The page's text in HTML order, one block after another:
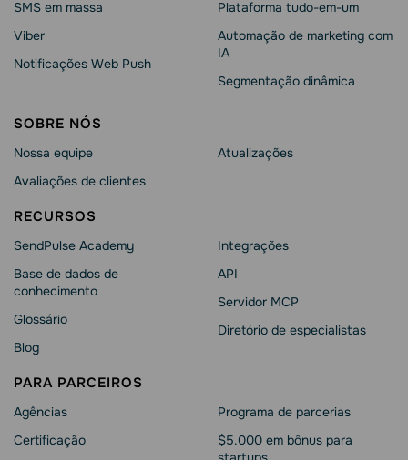
SMS em massa
Viber
Notificações Web Push
Plataforma tudo-em-um
Automação de marketing com
IA
Segmentação dinâmica
SOBRE NÓS
Nossa equipe
Avaliações de clientes
Atualizações
RECURSOS
SendPulse Academy
Base de dados de
conhecimento
Glossário
Blog
Integrações
API
Servidor MCP
Diretório de especialistas
PARA PARCEIROS
Agências
Сertificação
Programa de parcerias
$5.000 em bônus para